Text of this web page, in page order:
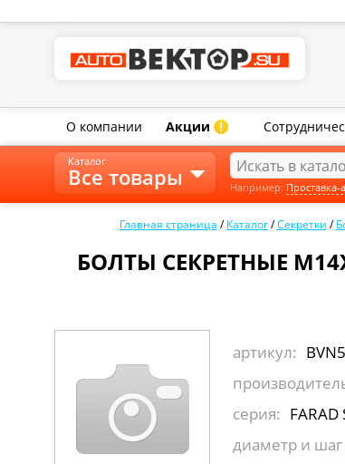
О компании Акции !
Главная страница /Каталог /Секретки /
БОЛТЫ СЕКРЕТНЫЕ
артикул:
серия: FARAD
диаметр и
Каталог
Все товары Например: Проставка-